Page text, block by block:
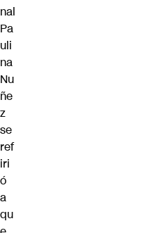
nal
Pa
uli
na
Nu
ñe
z
se
ref
iri
ó
a
qu